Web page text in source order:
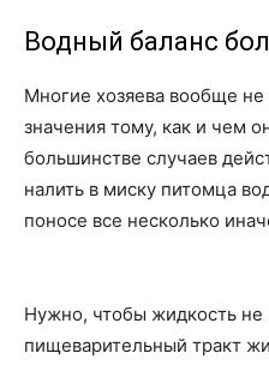
Водный баланс
Многие хозяева вообще
значения тому, как и чем
большинстве случаев
налить в миску питомца
поносе все несколько
Нужно, чтобы жидкость не
пищеварительный тракт